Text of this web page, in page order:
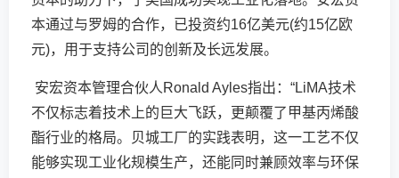
本通过与罗姆的合作，已投资约16亿美元(约15亿欧
元)，用于支持公司的创新及长远发展。
安宏资本管理合伙人Ronald Ayles指出：“LiMA技术
不仅标志着技术上的巨大飞跃，更颠覆了甲基丙烯酸
酯行业的格局。贝城工厂的实践表明，这一工艺不仅
能够实现工业化规模生产，还能同时兼顾效率与环保